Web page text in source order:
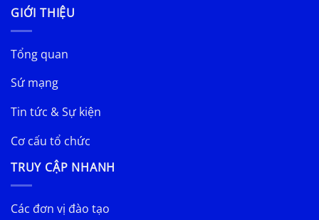
GIỚI THIỆU
Tổng quan
Sứ mạng
Tin tức & Sự kiện
Cơ cấu tổ chức
TRUY CẬP NHANH
Các đơn vị đào tạo